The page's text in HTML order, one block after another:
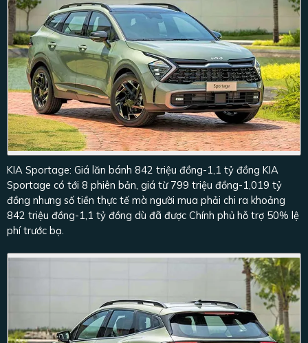
KIA Sportage: Giá lăn bánh 842 triệu đồng-1,1 tỷ đồng KIA
Sportage có tới 8 phiên bản, giá từ 799 triệu đồng-1,019 tỷ
đồng nhưng số tiền thực tế mà người mua phải chi ra khoảng
842 triệu đồng-1,1 tỷ đồng dù đã được Chính phủ hỗ trợ 50% lệ
phí trước bạ.